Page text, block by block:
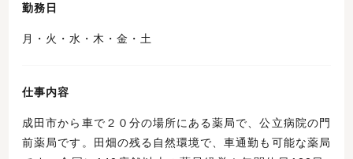
勤務日
月・火・水・木・金・土
仕事内容
成田市から車で２０分の場所にある薬局で、公立病院の門
前薬局です。田畑の残る自然環境で、車通勤も可能な薬局